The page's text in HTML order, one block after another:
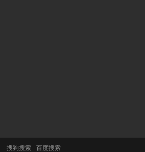
搜狗搜索 百度搜索